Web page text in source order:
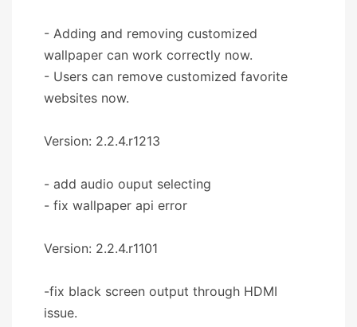
- Adding and removing customized
wallpaper can work correctly now.
- Users can remove customized favorite
websites now.
Version: 2.2.4.r1213
- add audio ouput selecting
- fix wallpaper api error
Version: 2.2.4.r1101
-fix black screen output through HDMI
issue.